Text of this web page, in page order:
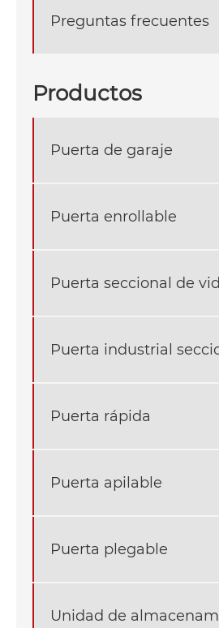
Preguntas frecuentes
Productos
Puerta de garaje
Puerta enrollable
Puerta seccional de
Puerta industrial
Puerta rápida
Puerta apilable
Puerta plegable
Unidad de